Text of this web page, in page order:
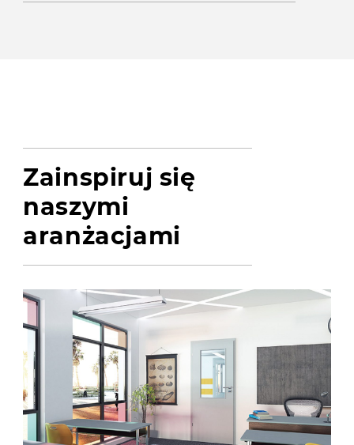
Zainspiruj się
naszymi
aranżacjami